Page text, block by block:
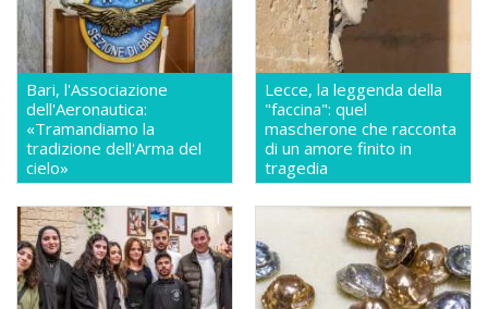
Bari, l'Associazione
dell'Aeronautica:
«Tramandiamo la
tradizione dell'Arma del
cielo»
Lecce, la leggenda della
"faccina": quel
mascherone che racconta
di un amore finito in
tragedia